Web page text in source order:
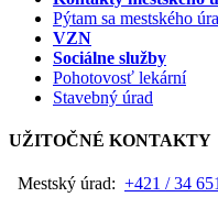
Pýtam sa mestského
VZN
Sociálne služby
Pohotovosť lekární
Stavebný úrad
UŽITOČNÉ KONTAKTY
Mestský úrad: +421 / 34